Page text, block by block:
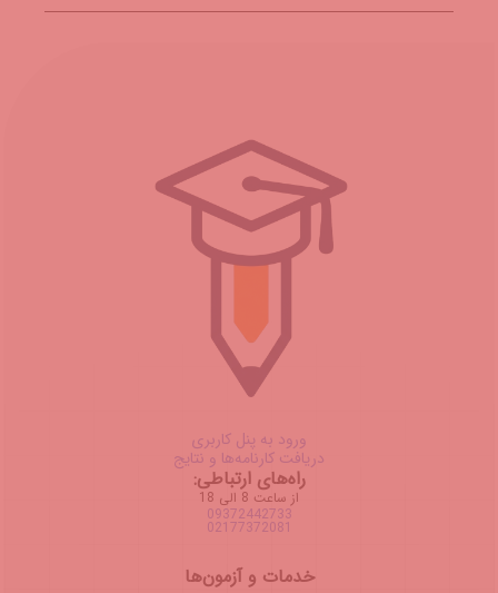
ورود به پنل کاربری
دریافت کارنامه‌ها و نتایج
راه‌های ارتباطی:
از ساعت 8 الی 18
09372442733
02177372081
خدمات و آزمون‌ها